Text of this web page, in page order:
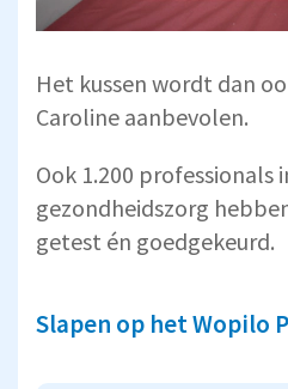
Het kussen wordt dan
Caroline aanbevolen.
Ook 1.200 professionals
gezondheidszorg
getest én goedgekeurd.
Slapen op het Wopilo